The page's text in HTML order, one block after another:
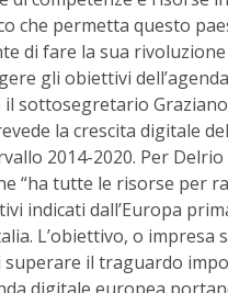
che permetta questo
di fare la sua
gli obiettivi
il sottosegretario
la crescita digitale
2014-2020. Per
“ha tutte le risorse per
indicati dall’Europa
L’obiettivo, o impresa
superare il traguardo